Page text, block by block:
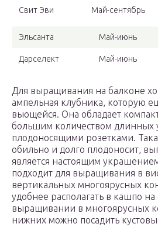
Свит Эви Май-сентябрь
Эльсанта Май-июнь
Дарселект Май-июнь
Для выращивания на балконе
ампельная клубника, которую
вьющейся. Она обладает
большим количеством длинных
плодоносящими розетками.
обильно и долго плодоносит,
является настоящим
подходит для выращивания в
вертикальных многоярусных
удобнее располагать в кашпо на
выращивании в многоярусных
нижних можно посадить